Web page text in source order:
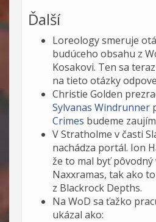
Ďalší
Loreology smeruje
budúceho obsahu z
Kosakovi. Ten sa
na tieto otázky
Christie Golden
Sylvanas Windrunner
Crimes budeme
V Stratholme v časti
nachádza portál. Ion
že to mal byť
Naxxramas, tak ako
z Blackrock Depths.
Na WoD sa ťažko
ukázal ako: